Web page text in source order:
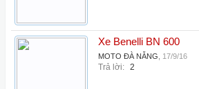
Xe Benelli BN 600
MOTO ĐÀ NẴNG 17/9/16
Trả lời: 2